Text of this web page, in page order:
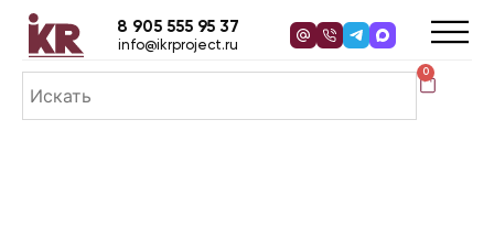
0
8 905 555 95 37
info@ikrproject.ru